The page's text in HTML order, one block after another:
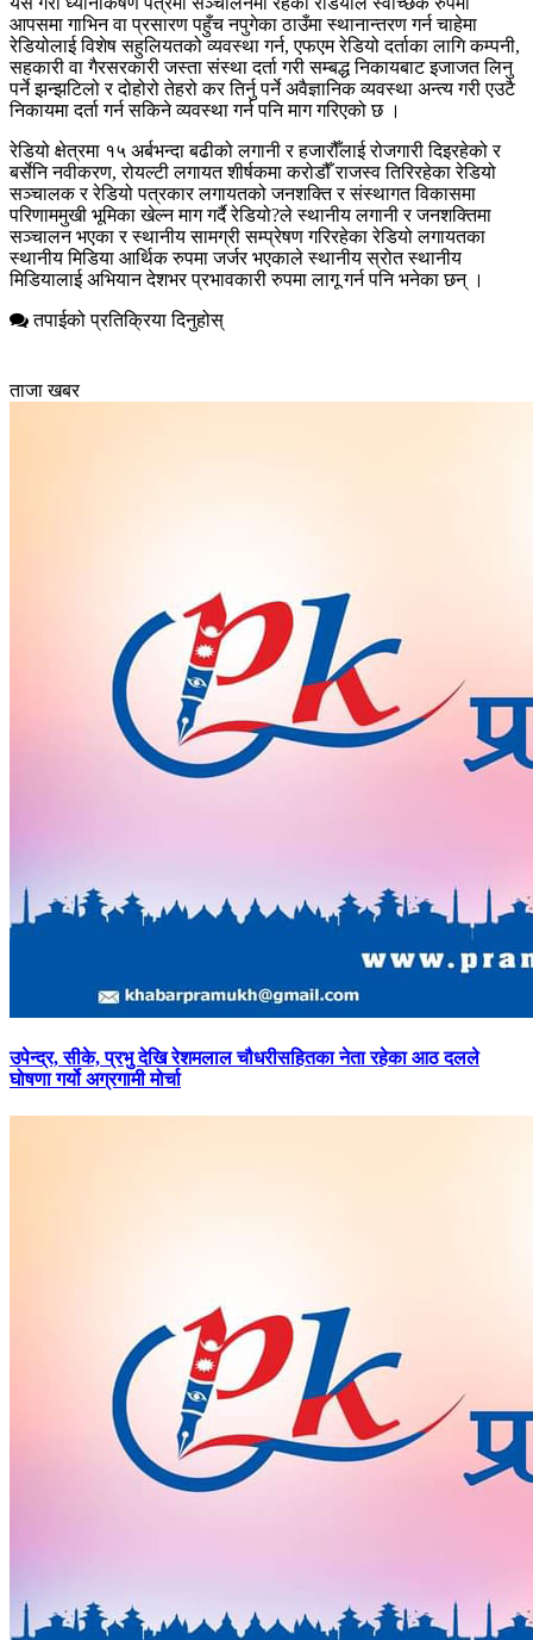
आपसमा गाभिन वा प्रसारण पहुँच नपुगेका ठाउँमा स्थानान्तरण गर्न चाहेमा
रेडियोलाई विशेष सहुलियतको व्यवस्था गर्न, एफएम रेडियो दर्ताका लागि कम्पनी,
सहकारी वा गैरसरकारी जस्ता संस्था दर्ता गरी सम्बद्ध निकायबाट इजाजत लिनु
पर्ने झन्झटिलो र दोहोरो तेहरो कर तिर्नु पर्ने अवैज्ञानिक व्यवस्था अन्त्य गरी एउटै
निकायमा दर्ता गर्न सकिने व्यवस्था गर्न पनि माग गरिएको छ ।
रेडियो क्षेत्रमा १५ अर्बभन्दा बढीको लगानी र हजारौँलाई रोजगारी दिइरहेको र
बर्सेनि नवीकरण, रोयल्टी लगायत शीर्षकमा करोडौँ राजस्व तिरिरहेका रेडियो
सञ्चालक र रेडियो पत्रकार लगायतको जनशक्ति र संस्थागत विकासमा
परिणाममुखी भूमिका खेल्न माग गर्दै रेडियो?ले स्थानीय लगानी र जनशक्तिमा
सञ्चालन भएका र स्थानीय सामग्री सम्प्रेषण गरिरहेका रेडियो लगायतका
स्थानीय मिडिया आर्थिक रुपमा जर्जर भएकाले स्थानीय स्रोत स्थानीय
मिडियालाई अभियान देशभर प्रभावकारी रुपमा लागू गर्न पनि भनेका छन् ।
तपाईको प्रतिक्रिया दिनुहोस्
ताजा खबर
उपेन्द्र,सीके, प्रभु देखि रेशमलाल चौधरीसहितका नेता रहेका आठ दलले
घोषणा गर्यो अग्रगामी मोर्चा